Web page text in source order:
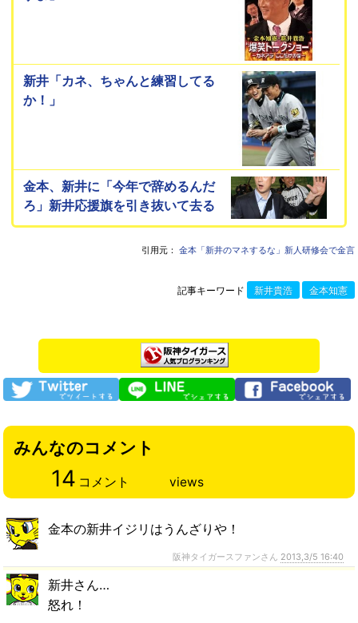
新井「カネ、ちゃんと練習してる
か！」
金本、新井に「今年で辞めるんだ
ろ」新井応援旗を引き抜いて去る
引用元： 金本「新井のマネするな」新人研修会で金言
記事キーワード 新井貴浩 金本知憲
みんなのコメント
14 コメント views
金本の新井イジリはうんざりや！
阪神タイガースファンさん 2013,3/5 16:40
新井さん…
怒れ！